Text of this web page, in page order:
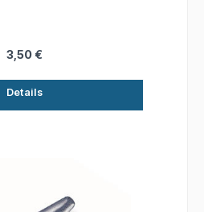
3,50 €
Details